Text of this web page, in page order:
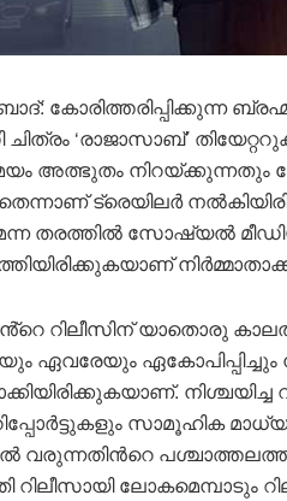
കോരിത്തരിപ്പിക്കുന്ന
‘രാജാസാബ്’
അത്ഭുതം നിറയ്ക്കുന്നതും
ട്രെയിലർ
തരത്തിൽ സോഷ്യൽ
റിലീസിന് യാതൊരു
ഏവരേയും
നിശ്ചയിച്ച
സാമൂഹിക
വരുന്നതിന്‍റെ
റിലീസായി ലോകമെമ്പാടും